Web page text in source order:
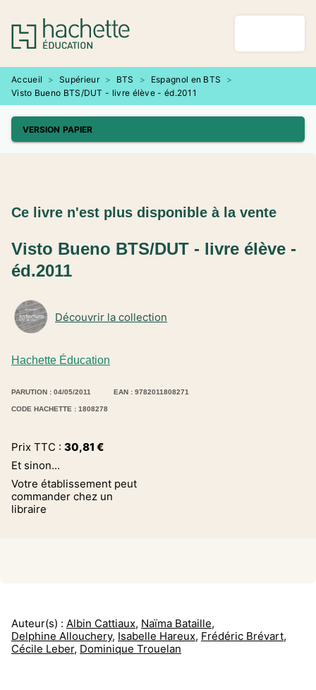
MENU RECHERCHE
PIED DE PAGE
Accueil > Supérieur > BTS > Espagnol en BTS
>
Visto Bueno BTS/DUT - livre élève - éd.2011
VERSION PAPIER
Hachette Éducation
Découvrir la collection
Visto Bueno BTS/DUT - livre élève -
éd.2011
Ce livre n'est plus disponible à la vente
PARUTION : 04/05/2011 EAN : 9782011808271
CODE HACHETTE : 1808278
Prix TTC : 30,81 €
Et sinon...
Votre établissement peut
commander chez un
libraire
Auteur(s) : Albin Cattiaux, Naïma Bataille,
Delphine Allouchery, Isabelle Hareux, Frédéric Brévart,
Cécile Leber, Dominique Trouelan